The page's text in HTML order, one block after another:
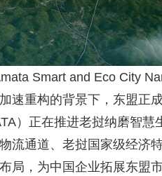
Smart and Eco City
重构的背景下，东盟正
）正在推进老挝纳磨智
流通道、老挝国家级经济
局，为中国企业拓展东盟